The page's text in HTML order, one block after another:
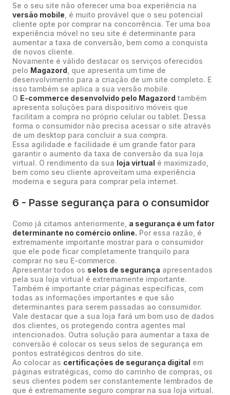
Se o seu site não oferecer uma boa experiência na
versão mobile , é muito provável que o seu potencial
cliente opte por comprar na concorrência. Ter uma boa
experiência móvel no seu site é determinante para
aumentar a taxa de conversão, bem como a conquista
de novos cliente.
Novamente é válido destacar os serviços oferecidos
pelo Magazord , que apresenta um time de
desenvolvimento para a criação de um site completo. E
isso também se aplica a sua versão mobile.
O E-commerce desenvolvido pelo Magazord também
apresenta soluções para dispositivo móveis que
facilitam a compra no próprio celular ou tablet. Dessa
forma o consumidor não precisa acessar o site através
de um desktop para concluir a sua compra.
Essa agilidade e facilidade é um grande fator para
garantir o aumento da taxa de conversão da sua loja
virtual. O rendimento da sua loja virtual é maximizado,
bem como seu cliente aproveitam uma experiência
moderna e segura para comprar pela internet.
6 - Passe segurança para o consumidor
Como já citamos anteriormente, a segurança é um fator
determinante no comércio online. Por essa razão, é
extremamente importante mostrar para o consumidor
que ele pode ficar completamente tranquilo para
comprar no seu E-commerce.
Apresentar todos os selos de segurança apresentados
pela sua loja virtual é extremamente importante.
Também é importante criar páginas específicas, com
todas as informações importantes e que são
determinantes para serem passadas ao consumidor.
Vale destacar que a sua loja fará um bom uso de dados
dos clientes, os protegendo contra agentes mal
intencionados. Outra solução para aumentar a taxa de
conversão é colocar os seus selos de segurança em
pontos estratégicos dentros do site.
Ao colocar as certificações de segurança digital em
páginas estratégicas, como do carrinho de compras, os
seus clientes podem ser constantemente lembrados de
que é extremamente seguro comprar na sua loja virtual.